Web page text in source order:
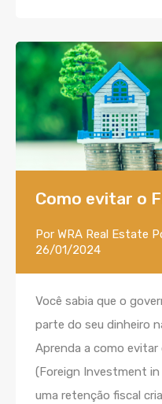
Como evitar o
Por WRA Real Estate
26/01/2024
Você sabia que o
parte do seu dinheiro
Aprenda a como evitar
(Foreign Investment
uma retenção fiscal